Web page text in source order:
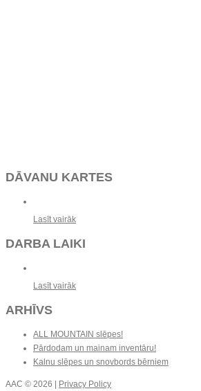
DĀVANU KARTES
Lasīt vairāk
DARBA LAIKI
Lasīt vairāk
ARHĪVS
ALL MOUNTAIN slēpes!
Pārdodam un mainam inventāru!
Kalnu slēpes un snovbords bērniem
AAC © 2026 | Privacy Policy